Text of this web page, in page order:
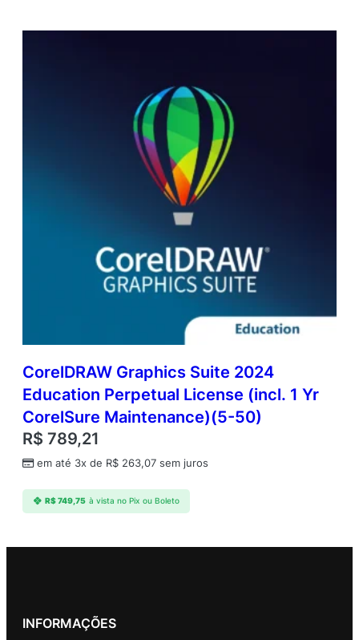
CorelDRAW Graphics Suite 2024
Education Perpetual License (incl. 1 Yr
CorelSure Maintenance)(5-50)
R$ 789,21
em até 3x de R$ 263,07 sem juros
R$749,75 à vista no Pix ou Boleto
INFORMAÇÕES